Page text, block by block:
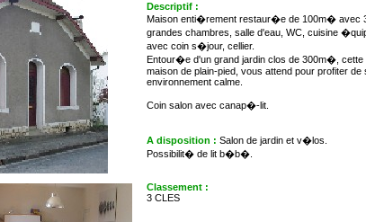
Descriptif :
Maison enti�rement restaur�e de 100m� avec
grandes chambres, salle d'eau, WC, cuisine
avec coin s�jour, cellier.
Entour�e d'un grand jardin clos de 300m�, cette
maison de plain-pied, vous attend pour profiter de
environnement calme.
Coin salon avec canap�-lit.
A disposition : Salon de jardin et v�los.
Possibilit� de lit b�b�.
Classement :
3 CLES